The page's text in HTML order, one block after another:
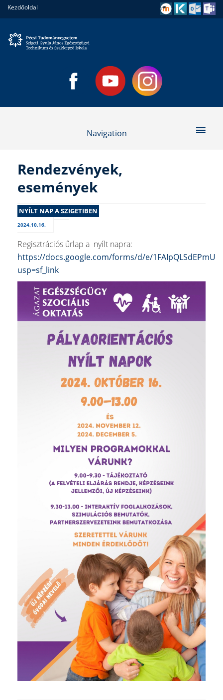
Kezdőoldal
Navigation
Rendezvények,
események
NYÍLT NAP A SZIGETIBEN
2024.10.16.
Regisztrációs űrlap a nyílt napra:
https://docs.google.com/forms/d/e/
usp=sf_link